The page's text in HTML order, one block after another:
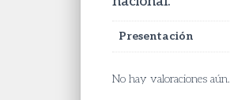
Presentación
No hay valoraciones aún.